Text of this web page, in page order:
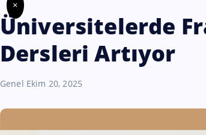
Üniversitelerde
Dersleri Artıyor
Genel Ekim 20, 2025
×